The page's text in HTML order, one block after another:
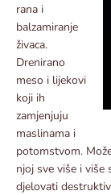
rana i
balzamiranje
živaca.
Drenirano
meso i lijekovi
koji ih
zamjenjuju
maslinama i
potomstvom.
njoj sve više i više
djelovati